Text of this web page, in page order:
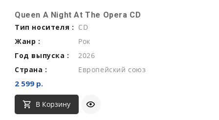
Queen A Night At The Opera CD
Тип носителя : CD
Жанр :
Рок
Год выпуска :
2026
Страна :
Европейский союз
2 599 р.
В Корзину